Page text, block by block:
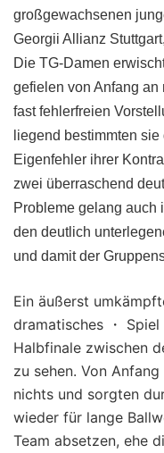
großgewachsenen
Georgii Allianz
Die TG-Damen
gefielen von Anfang an
fast fehlerfreien
liegend bestimmten
Eigenfehler ihrer
zwei überraschend
Probleme gelang auch
den deutlich
und damit der
Ein äußerst
dramatisches ・
Halbfinale zwischen
zu sehen. Von
nichts und sorgten
wieder für lange
Team absetzen, ehe